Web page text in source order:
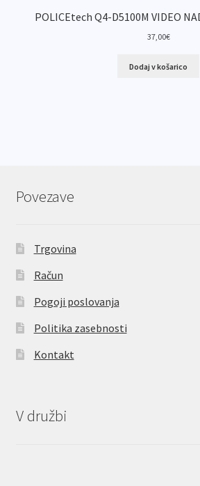
POLICEtech Q4-D5100M VIDEO
37,00€
Dodaj v košarico
Povezave
Trgovina
Račun
Pogoji poslovanja
Politika zasebnosti
Kontakt
V družbi